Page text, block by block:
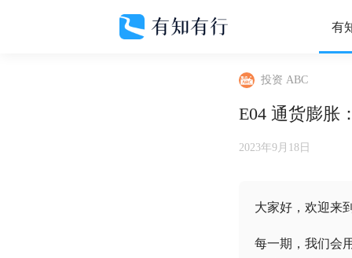
有
投资 ABC
E04 通货膨胀
2023年9月18日
大家好，欢迎来
每一期，我们会